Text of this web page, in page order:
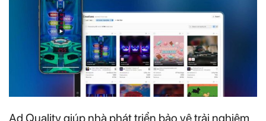
Ad Quality giúp nhà phát triển bảo vệ trải nghiệm